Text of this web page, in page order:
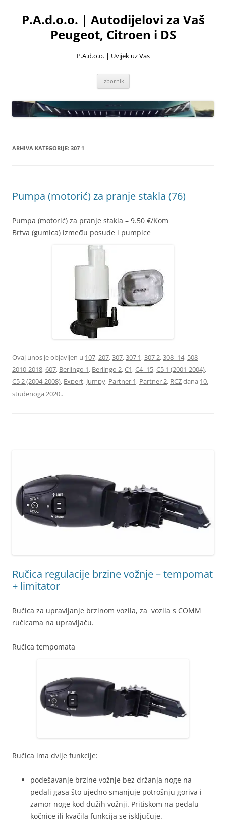
sadržaja
P.A.d.o.o. | Autodijelovi za Vaš
Peugeot, Citroen i DS
P.A.d.o.o. | Uvijek uz Vas
Izbornik
ARHIVA KATEGORIJE: 307 1
Pumpa (motorić) za pranje stakla (76)
Pumpa (motorić) za pranje stakla – 9.50 €/Kom
Brtva (gumica) između posude i pumpice
Ovaj unos je objavljen u 107,207,307,307 1,307 2,308 -14, 508
2010-2018,607, Berlingo 1, Berlingo 2,C1,C4 -15,C5 1 (2001-2004),
C5 2 (2004-2008), Expert, Jumpy, Partner 1, Partner 2, RCZdana 10.
studenoga 2020..
Ručica regulacije brzine vožnje – tempomat
+ limitator
Ručica za upravljanje brzinom vozila, za vozila s COMM
ručicama na upravljaču.
Ručica tempomata
Ručica ima dvije funkcije:
podešavanje brzine vožnje bez držanja noge na
pedali gasa što ujedno smanjuje potrošnju goriva i
zamor noge kod dužih vožnji. Pritiskom na pedalu
kočnice ili kvačila funkcija se isključuje.